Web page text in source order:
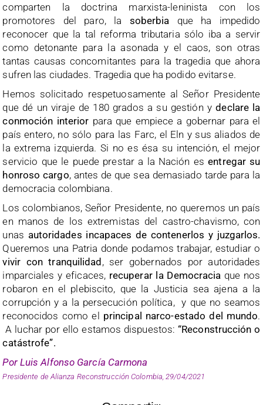
comparten la doctrina marxista-leninista con los
promotores del paro, la soberbia que ha impedido
reconocer que la tal reforma tributaria sólo iba a servir
como detonante para la asonada y el caos, son otras
tantas causas concomitantes para la tragedia que ahora
sufren las ciudades. Tragedia que ha podido evitarse.
Hemos solicitado respetuosamente al Señor Presidente
que dé un viraje de 180 grados a su gestión ydeclare la
conmoción interior para que empiece a gobernar para el
país entero, no sólo para las Farc, el Eln y sus aliados de
la extrema izquierda. Si no es ésa su intención, el mejor
servicio que le puede prestar a la Nación esentregar su
honroso cargo, antes de que sea demasiado tarde para la
democracia colombiana.
Los colombianos, Señor Presidente, no queremos un país
en manos de los extremistas del castro-chavismo, con
unas autoridades incapaces de contenerlos y juzgarlos.
Queremos una Patria donde podamos trabajar, estudiar o
vivir con tranquilidad , ser gobernados por autoridades
imparciales y eficaces, recuperar la Democracia que nos
robaron en el plebiscito, que la Justicia sea ajena a la
corrupción y a la persecución política, y que no seamos
reconocidos como el principal narco-estado del mundo.
A luchar por ello estamos dispuestos:“Reconstrucción o
catástrofe”.
Por Luis Alfonso García Carmona
Presidente de Alianza Reconstrucción Colombia, 29/04/2021